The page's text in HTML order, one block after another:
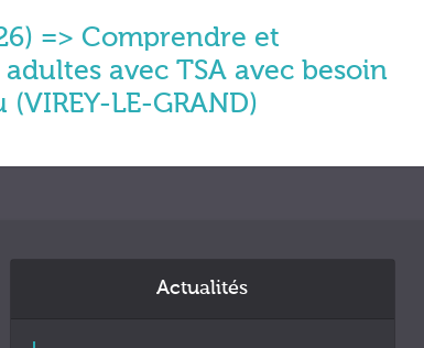
=> Comprendre et
avec TSA avec besoin
LE-GRAND)
Actualités